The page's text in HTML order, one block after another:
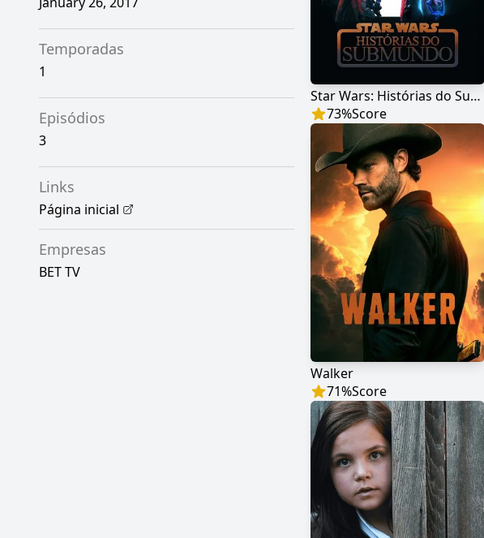
Temporadas
1
Episódios
3
Links
Página inicial
Empresas
BET TV
Star Wars: Histórias do Submundo
73%Score
Walker
71%Score